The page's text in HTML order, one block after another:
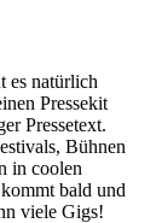
es natürlich
Pressekit
Pressetext.
Bühnen
in coolen
bald und
viele Gigs!